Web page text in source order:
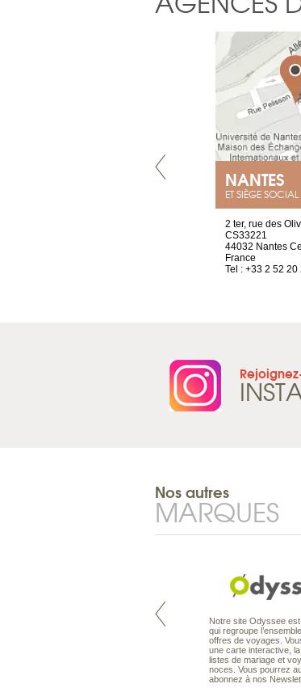
NANTES
ET SIÈGE SOCIAL
2 ter, rue des
CS33221
44032 Nantes
France
Tel : +33 2 52 20
Nos autres
MARQUES
Pacifique à la carte est le spécialiste
Notre site Odyssee
qui regroupe
offres de voyages.
une carte interactive,
listes de mariage et
noces. Vous pourrez
abonnez à nos